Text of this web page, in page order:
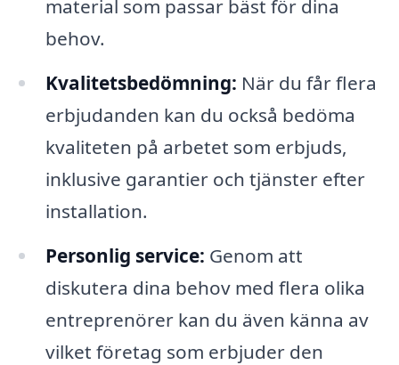
material som passar bäst för dina
behov.
Kvalitetsbedömning: När du får flera
erbjudanden kan du också bedöma
kvaliteten på arbetet som erbjuds,
inklusive garantier och tjänster efter
installation.
Personlig service: Genom att
diskutera dina behov med flera olika
entreprenörer kan du även känna av
vilket företag som erbjuder den